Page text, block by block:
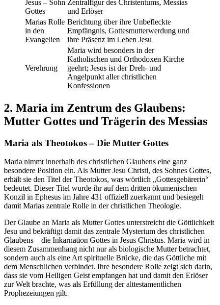
Jesus – Sohn
Gottes
Zentralfigur des Christentums, Messias
und Erlöser
Marias Rolle
in den
Evangelien
Berichtung über ihre Unbefleckte
Empfängnis, Gottesmutterwerdung und
ihre Präsenz im Leben Jesu
Verehrung
Maria wird besonders in der
Katholischen und Orthodoxen Kirche
geehrt; Jesus ist der Dreh- und
Angelpunkt aller christlichen
Konfessionen
2. Maria im Zentrum des Glaubens:
Mutter Gottes und Trägerin des Messias
Maria als Theotokos – Die Mutter Gottes
Maria nimmt innerhalb des christlichen Glaubens eine ganz
besondere Position ein. Als Mutter Jesu Christi, des Sohnes Gottes,
erhält sie den Titel der Theotokos, was wörtlich „Gottesgebärerin“
bedeutet. Dieser Titel wurde ihr auf dem dritten ökumenischen
Konzil in Ephesus im Jahre 431 offiziell zuerkannt und besiegelt
damit Marias zentrale Rolle in der christlichen Theologie.
Der Glaube an Maria als Mutter Gottes unterstreicht die Göttlichkeit
Jesu und bekräftigt damit das zentrale Mysterium des christlichen
Glaubens – die Inkarnation Gottes in Jesus Christus. Maria wird in
diesem Zusammenhang nicht nur als biologische Mutter betrachtet,
sondern auch als eine Art spirituelle Brücke, die das Göttliche mit
dem Menschlichen verbindet. Ihre besondere Rolle zeigt sich darin,
dass sie vom Heiligen Geist empfangen hat und damit den Erlöser
zur Welt brachte, was als Erfüllung der alttestamentlichen
Prophezeiungen gilt.